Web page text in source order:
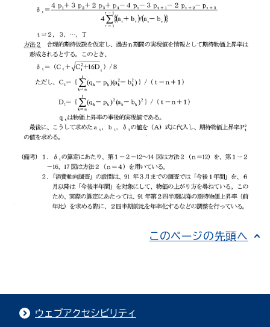
このページの先頭へ
ウェブアクセシビリティ